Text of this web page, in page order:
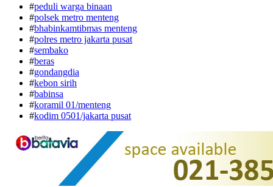
#peduli warga binaan
#polsek metro menteng
#bhabinkamtibmas menteng
#polres metro jakarta pusat
#sembako
#beras
#gondangdia
#kebon sirih
#babinsa
#koramil 01/menteng
#kodim 0501/jakarta pusat